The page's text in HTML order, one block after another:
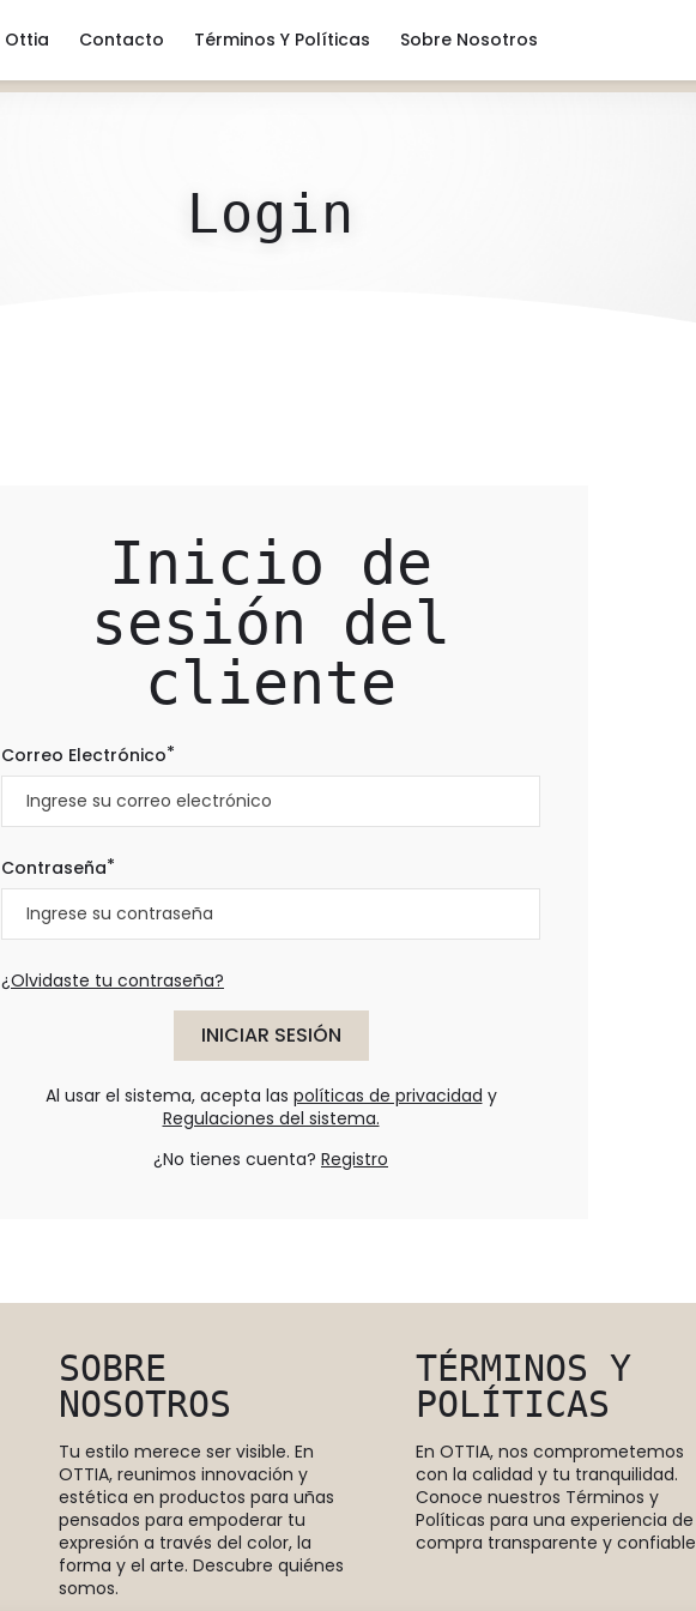
Ottia Contacto Términos Y Políticas Sobre Nosotros
Login
Inicio de
sesión del
cliente
Correo Electrónico*
Contraseña*
¿Olvidaste tu contraseña?
INICIAR SESIÓN
Al usar el sistema, acepta las políticas de privacidad y
Regulaciones del sistema.
¿No tienes cuenta? Registro
SOBRE
NOSOTROS
Tu estilo merece ser visible. En
OTTIA, reunimos innovación y
estética en productos para uñas
pensados para empoderar tu
expresión a través del color, la
forma y el arte. Descubre quiénes
somos.
TÉRMINOS Y
POLÍTICAS
En OTTIA, nos comprometemos
con la calidad y tu tranquilidad.
Conoce nuestros Términos y
Políticas para una experiencia de
compra transparente y confiable